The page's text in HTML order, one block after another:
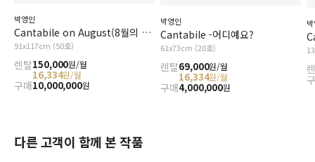
박영인
Cantabile on August(8월의 칸타빌레)
91x117cm (50호)
렌탈150,000원/월
16,334원/월
구매10,000,000원
박영인
Cantabile -어디예요?
61x73cm (20호)
렌탈69,000원/월
16,334원/월
구매4,000,000원
다른 고객이 함께 본 작품